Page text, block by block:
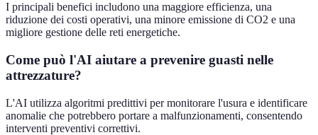
I principali benefici includono una maggiore efficienza, una
riduzione dei costi operativi, una minore emissione di CO2 e una
migliore gestione delle reti energetiche.
Come può l'AI aiutare a prevenire guasti nelle
attrezzature?
L'AI utilizza algoritmi predittivi per monitorare l'usura e identificare
anomalie che potrebbero portare a malfunzionamenti, consentendo
interventi preventivi correttivi.